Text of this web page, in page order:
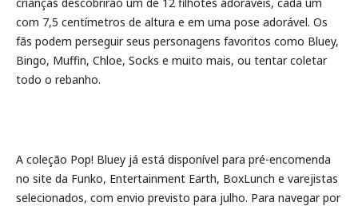
com 7,5 centímetros de altura e em uma pose adorável. Os
fãs podem perseguir seus personagens favoritos como Bluey,
Bingo, Muffin, Chloe, Socks e muito mais, ou tentar coletar
todo o rebanho.
A coleção Pop! Bluey já está disponível para pré-encomenda
no site da Funko, Entertainment Earth, BoxLunch e varejistas
selecionados, com envio previsto para julho. Para navegar por